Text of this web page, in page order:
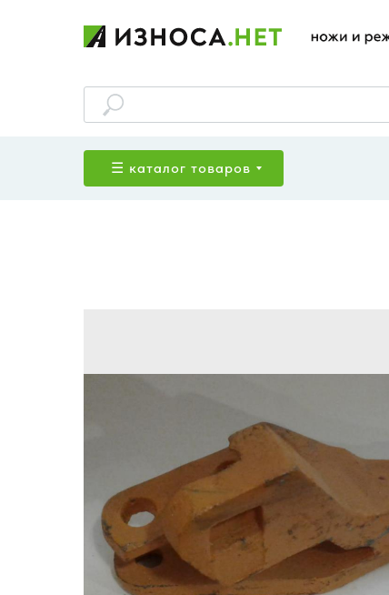
☰ каталог товаров